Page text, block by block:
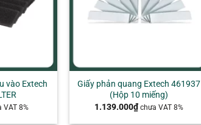
vào Extech
VAT 8%
Giấy phản quang Extech 461937
(Hộp 10 miếng)
1.139.000₫ chưa VAT 8%